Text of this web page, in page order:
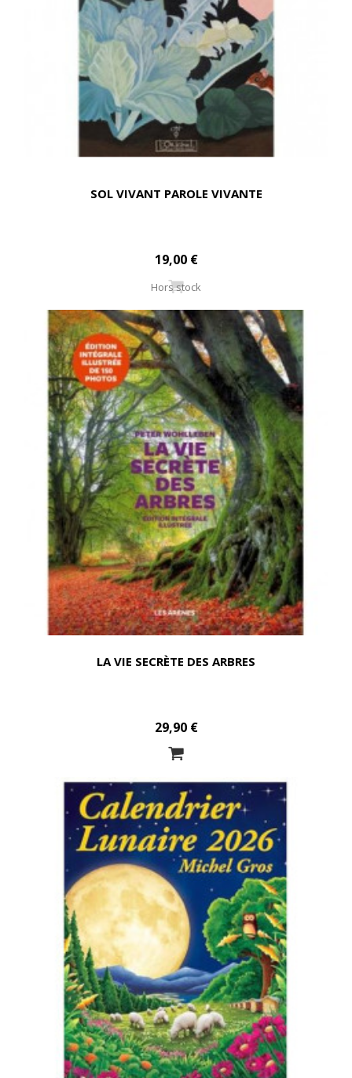
SOL VIVANT PAROLE VIVANTE
19,00 €
Hors stock
LA VIE SECRÈTE DES ARBRES
29,90 €